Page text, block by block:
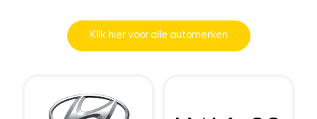
Klik hier voor alle automerken